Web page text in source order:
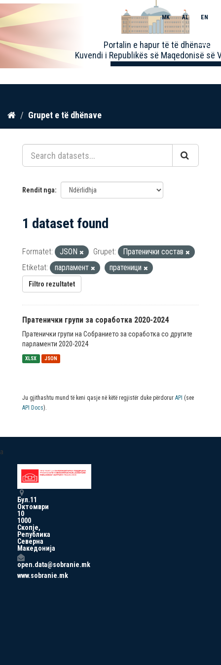
Kalo
përmbajtja
Portalin e hapur të të dhënave
Kuvendi i Republikës së Maqedonisë së
MK AL EN
Toggle
Grupet e të dhënave
Rendit nga
1 dataset found
Formatet: JSON Grupet:
Пратенички состав
Etiketat:
парламент пратеници
Filtro rezultatet
Пратенички групи за соработка 2020-2024
Пратенички групи на Собранието за соработка со другите
парламенти 2020-2024
XLSX JSON
Ju gjithashtu mund të keni qasje në këtë regjistër duke përdorur API (see
API Docs).
a
Бул.11
Октомври
10
1000
Скопје,
Република
Северна
Македонија
open.data@sobranie.mk
www.sobranie.mk